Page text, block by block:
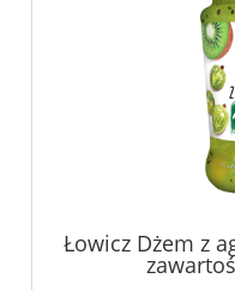
Łowicz Dżem z